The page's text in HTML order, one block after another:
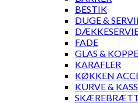
BESTIK
DUGE &
FADE
GLAS &
KARAFLER
KØKKEN
KURVE &